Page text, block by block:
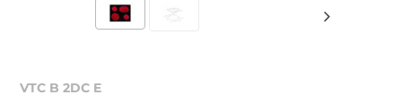
VTC B 2DC E